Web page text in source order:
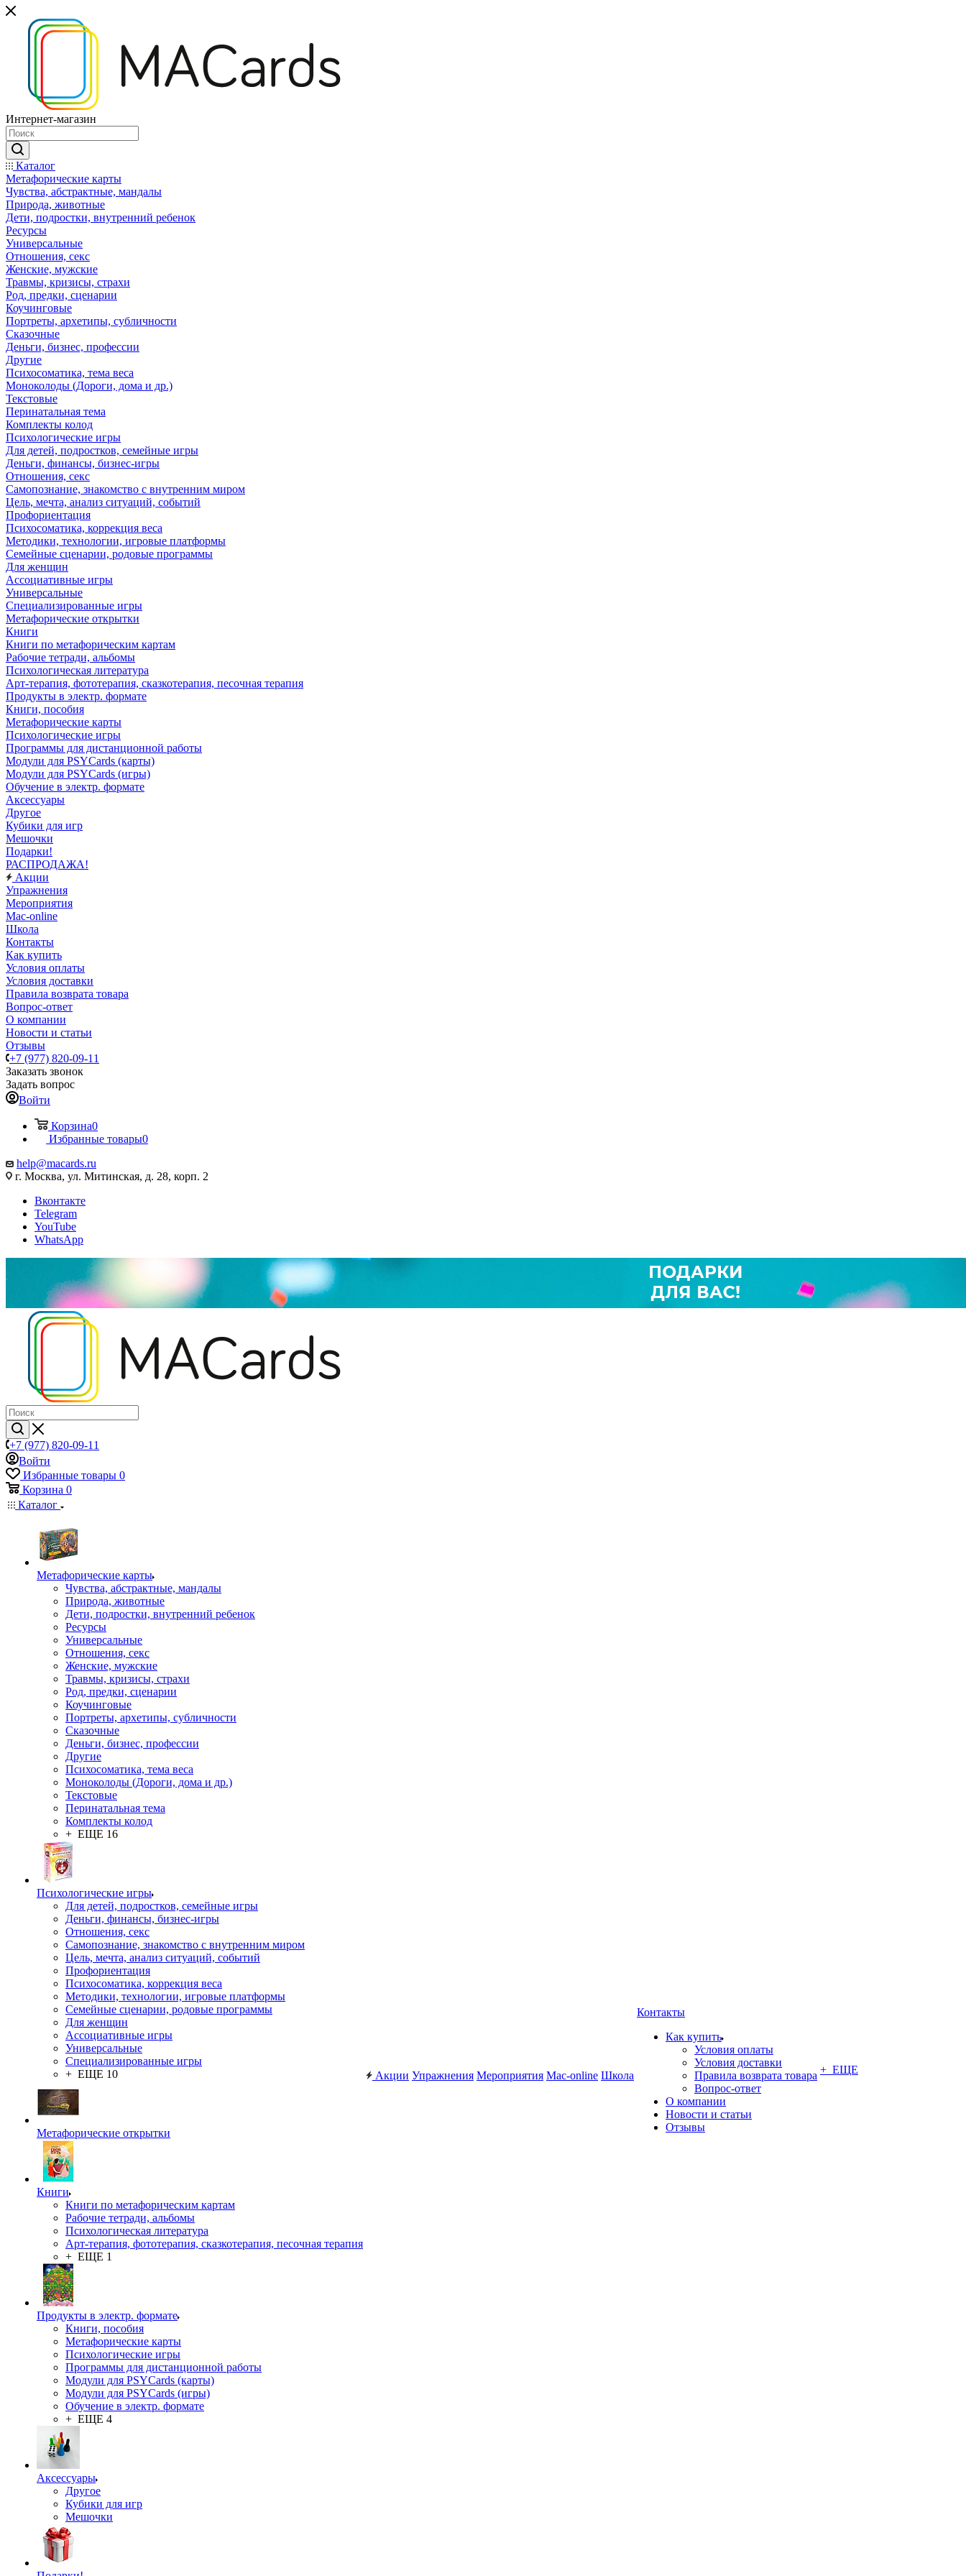
Интернет-магазин
Каталог
Mетафорические карты
Чувства, абстрактные, мандалы
Природа, животные
Дети, подростки, внутренний ребенок
Ресурсы
Универсальные
Отношения, секс
Женские, мужские
Травмы, кризисы, страхи
Род, предки, сценарии
Коучинговые
Портреты, архетипы, субличности
Сказочные
Деньги, бизнес, профессии
Другие
Психосоматика, тема веса
Моноколоды (Дороги, дома и др.)
Текстовые
Перинатальная тема
Комплекты колод
Психологические игры
Для детей, подростков, семейные игры
Деньги, финансы, бизнес-игры
Отношения, секс
Самопознание, знакомство с внутренним миром
Цель, мечта, анализ ситуаций, событий
Профориентация
Психосоматика, коррекция веса
Методики, технологии, игровые платформы
Семейные сценарии, родовые программы
Для женщин
Ассоциативные игры
Универсальные
Специализированные игры
Метафорические открытки
Книги
Книги по метафорическим картам
Рабочие тетради, альбомы
Психологическая литература
Арт-терапия, фототерапия, сказкотерапия, песочная терапия
Продукты в электр. формате
Книги, пособия
Метафорические карты
Психологические игры
Программы для дистанционной работы
Модули для PSYCards (карты)
Модули для PSYCards (игры)
Обучение в электр. формате
Аксессуары
Другое
Кубики для игр
Мешочки
Подарки!
РАСПРОДАЖА!
Акции
Упражнения
Мероприятия
Mac-online
Школа
Контакты
Как купить
Условия оплаты
Условия доставки
Правила возврата товара
Вопрос-ответ
О компании
Новости и статьи
Отзывы
+7 (977) 820-09-11
Заказать звонок
Задать вопрос
Войти
Корзина0
Избранные товары0
help@macards.ru
г. Москва, ул. Митинская, д. 28, корп. 2
Вконтакте
Telegram
YouTube
WhatsApp
+7 (977) 820-09-11
Войти
Избранные товары 0
Корзина 0
Каталог
Mетафорические карты
Чувства, абстрактные, мандалы
Природа, животные
Дети, подростки, внутренний ребенок
Ресурсы
Универсальные
Отношения, секс
Женские, мужские
Травмы, кризисы, страхи
Род, предки, сценарии
Коучинговые
Портреты, архетипы, субличности
Сказочные
Деньги, бизнес, профессии
Другие
Психосоматика, тема веса
Моноколоды (Дороги, дома и др.)
Текстовые
Перинатальная тема
Комплекты колод
+ ЕЩЕ 16
Психологические игры
Для детей, подростков, семейные игры
Деньги, финансы, бизнес-игры
Отношения, секс
Самопознание, знакомство с внутренним миром
Цель, мечта, анализ ситуаций, событий
Профориентация
Психосоматика, коррекция веса
Методики, технологии, игровые платформы
Семейные сценарии, родовые программы
Для женщин
Ассоциативные игры
Универсальные
Специализированные игры
+ ЕЩЕ 10
Метафорические открытки
Книги
Книги по метафорическим картам
Рабочие тетради, альбомы
Психологическая литература
Арт-терапия, фототерапия, сказкотерапия, песочная терапия
+ ЕЩЕ 1
Продукты в электр. формате
Книги, пособия
Метафорические карты
Психологические игры
Программы для дистанционной работы
Модули для PSYCards (карты)
Модули для PSYCards (игры)
Обучение в электр. формате
+ ЕЩЕ 4
Аксессуары
Другое
Кубики для игр
Мешочки
Акции Упражнения Мероприятия Mac-online Школа
Контакты
Как купить
Условия оплаты
Условия доставки
Правила возврата товара
Вопрос-ответ
О компании
Новости и статьи
Отзывы
+ ЕЩЕ